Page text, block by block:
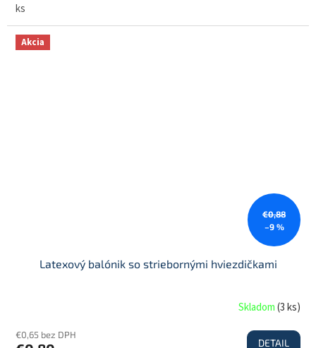
ks
Akcia
€0,88
–9 %
Latexový balónik so striebornými hviezdičkami
Skladom(3 ks)
€0,65 bez DPH
DETAIL